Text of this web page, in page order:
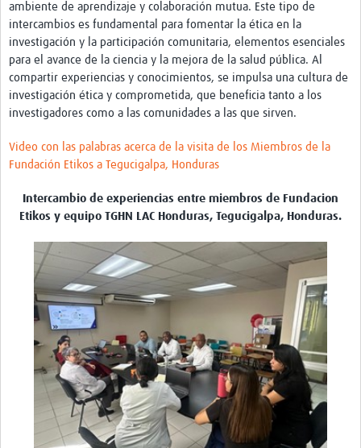
ambiente de aprendizaje y colaboración mutua. Este tipo de
intercambios es fundamental para fomentar la ética en la
investigación y la participación comunitaria, elementos esenciales
para el avance de la ciencia y la mejora de la salud pública. Al
compartir experiencias y conocimientos, se impulsa una cultura de
investigación ética y comprometida, que beneficia tanto a los
investigadores como a las comunidades a las que sirven.
Video con las palabras acerca de la visita de los Miembros de la
Fundación Etikos a Tegucigalpa, Honduras
Intercambio de experiencias entre miembros de Fundacion
Etikos y equipo TGHN LAC Honduras, Tegucigalpa, Honduras.